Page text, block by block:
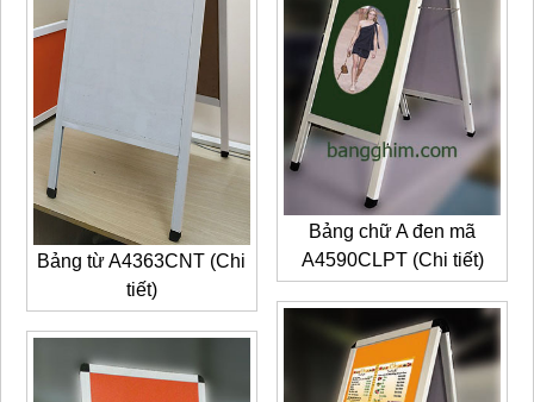
Bảng từ A4363CNT (Chi
tiết)
Bảng chữ A đen mã
A4590CLPT (Chi tiết)